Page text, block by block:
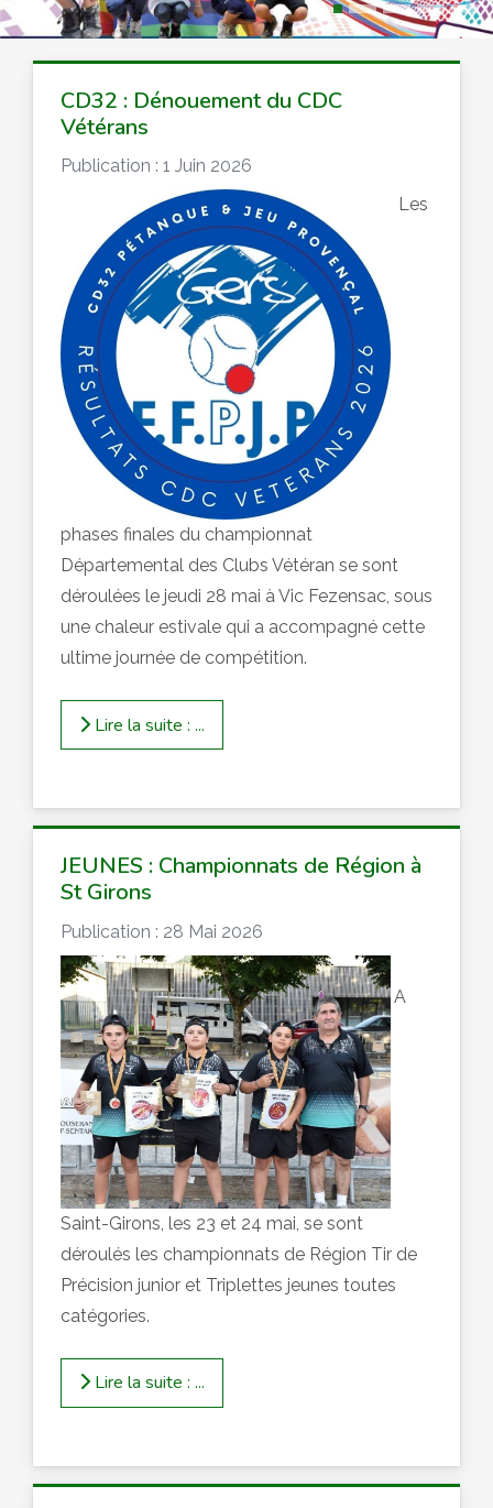
CD32 : Dénouement du CDC
Vétérans
Publication : 1 Juin 2026
Les
phases finales du championnat
Départemental des Clubs Vétéran se sont
déroulées le jeudi 28 mai à Vic Fezensac, sous
une chaleur estivale qui a accompagné cette
ultime journée de compétition.
Lire la suite : ...
JEUNES : Championnats de Région à
St Girons
Publication : 28 Mai 2026
A
Saint-Girons, les 23 et 24 mai, se sont
déroulés les championnats de Région Tir de
Précision junior et Triplettes jeunes toutes
catégories.
Lire la suite : ...